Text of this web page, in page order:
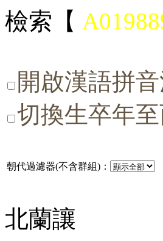
檢索【
開啟漢語拼
切換生卒年
朝代過濾器(不含群組)：
北蘭讓